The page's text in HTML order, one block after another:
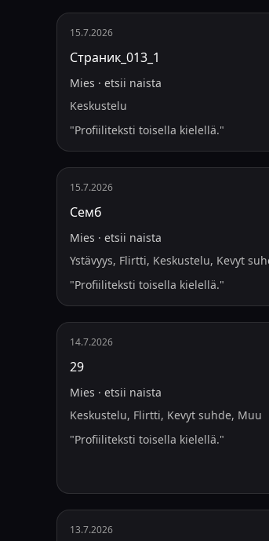
15.7.2026
Страник_013_1
Mies · etsii naista
Keskustelu
"Profiiliteksti toisella kielellä."
15.7.2026
Семб
Mies · etsii naista
Ystävyys, Flirtti, Keskustelu, Kevyt
"Profiiliteksti toisella kielellä."
14.7.2026
29
Mies · etsii naista
Keskustelu, Flirtti, Kevyt suhde, Muu
"Profiiliteksti toisella kielellä."
13.7.2026